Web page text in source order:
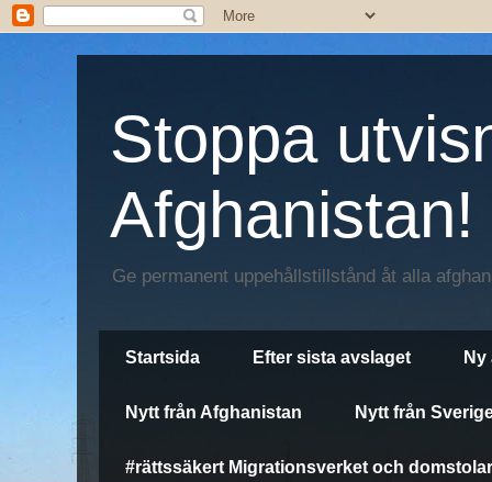
Stoppa
Afghanistan!
Ge permanent uppehållstillstånd åt alla
Startsida Efter sista avslaget
Nytt från Afghanistan Nytt från
#rättssäkert Migrationsverket och